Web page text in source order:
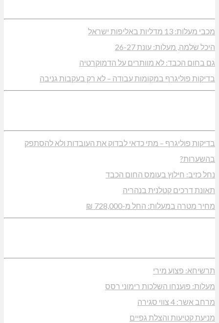
מכבי מעלות: 13 מדליות באליפות ישראל
היכל שלמה, מעלות: עונת 26-27
גם בחום הכבד: לא מוותרים על הדמוקרטיה
בדיקות פוליגרף במקומות עבודה – לא רק בעקבות גניבה
בדיקות פוליגרף – מתי כדאי לבדוק את העובדות ולא להסתפק
בהשערות?
נחל כזיב: חילוץ בעומס החום הכבד
תאונת דרכים קטלנית בנהריה
מחיר מטרה במעלות: החל מ-728,000 ₪
תרשיחא: פצוע מירי
מעלות: פוענחו השלכות רימוני רסס
מרחב אשר: 4 צווי סגירה
מניעת קטיעות והצלת גפיים